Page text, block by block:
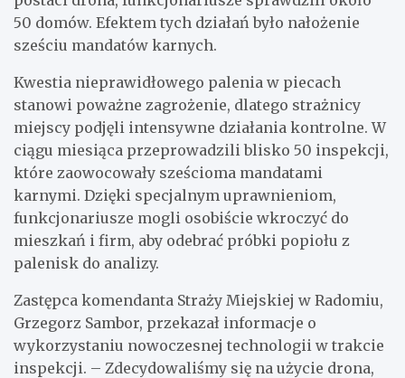
50 domów. Efektem tych działań było nałożenie
sześciu mandatów karnych.
Kwestia nieprawidłowego palenia w piecach
stanowi poważne zagrożenie, dlatego strażnicy
miejscy podjęli intensywne działania kontrolne. W
ciągu miesiąca przeprowadzili blisko 50 inspekcji,
które zaowocowały sześcioma mandatami
karnymi. Dzięki specjalnym uprawnieniom,
funkcjonariusze mogli osobiście wkroczyć do
mieszkań i firm, aby odebrać próbki popiołu z
palenisk do analizy.
Zastępca komendanta Straży Miejskiej w Radomiu,
Grzegorz Sambor, przekazał informacje o
wykorzystaniu nowoczesnej technologii w trakcie
inspekcji. – Zdecydowaliśmy się na użycie drona,